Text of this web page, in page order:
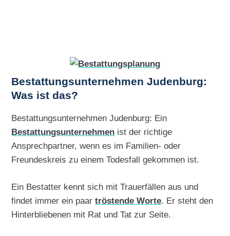
Bestattungsunternehmen Judenburg:
Was ist das?
Bestattungsunternehmen Judenburg: Ein
Bestattungsunternehmen ist der richtige
Ansprechpartner, wenn es im Familien- oder
Freundeskreis zu einem Todesfall gekommen ist.
Ein Bestatter kennt sich mit Trauerfällen aus und
findet immer ein paartröstende Worte. Er steht den
Hinterbliebenen mit Rat und Tat zur Seite.